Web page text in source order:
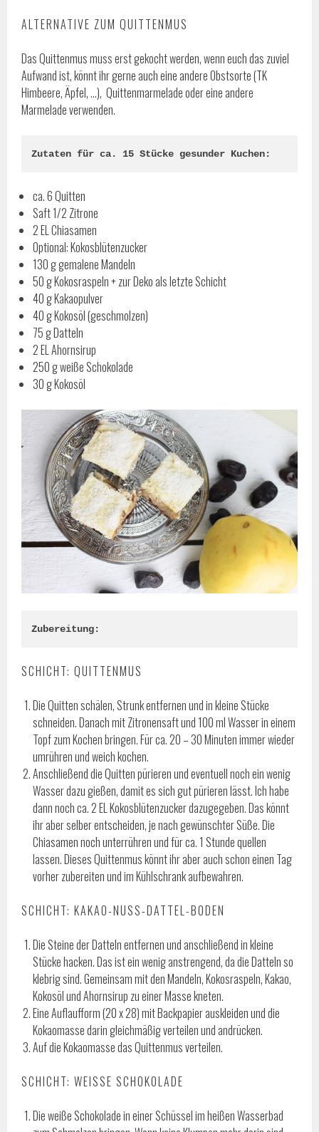
ALTERNATIVE ZUM QUITTENMUS
Das Quittenmus muss erst gekocht werden, wenn euch das zuviel
Aufwand ist, könnt ihr gerne auch eine andere Obstsorte (TK
Himbeere, Äpfel, …), Quittenmarmelade oder eine andere
Marmelade verwenden.
Zutaten für ca. 15 Stücke gesunder Kuchen:
ca. 6 Quitten
Saft 1/2 Zitrone
2 EL Chiasamen
Optional: Kokosblütenzucker
130 g gemalene Mandeln
50 g Kokosraspeln + zur Deko als letzte Schicht
40 g Kakaopulver
40 g Kokosöl (geschmolzen)
75 g Datteln
2 EL Ahornsirup
250 g weiße Schokolade
30 g Kokosöl
Zubereitung:
SCHICHT: QUITTENMUS
Die Quitten schälen, Strunk entfernen und in kleine Stücke
schneiden. Danach mit Zitronensaft und 100 ml Wasser in einem
Topf zum Kochen bringen. Für ca. 20 – 30 Minuten immer wieder
umrühren und weich kochen.
Anschließend die Quitten pürieren und eventuell noch ein wenig
Wasser dazu gießen, damit es sich gut pürieren lässt. Ich habe
dann noch ca. 2 EL Kokosblütenzucker dazugegeben. Das könnt
ihr aber selber entscheiden, je nach gewünschter Süße. Die
Chiasamen noch unterrühren und für ca. 1 Stunde quellen
lassen. Dieses Quittenmus könnt ihr aber auch schon einen Tag
vorher zubereiten und im Kühlschrank aufbewahren.
SCHICHT: KAKAO-NUSS-DATTEL-BODEN
Die Steine der Datteln entfernen und anschließend in kleine
Stücke hacken. Das ist ein wenig anstrengend, da die Datteln so
klebrig sind. Gemeinsam mit den Mandeln, Kokosraspeln, Kakao,
Kokosöl und Ahornsirup zu einer Masse kneten.
Eine Auflaufform (20 x 28) mit Backpapier auskleiden und die
Kokaomasse darin gleichmäßig verteilen und andrücken.
Auf die Kokaomasse das Quittenmus verteilen.
SCHICHT: WEISSE SCHOKOLADE
Die weiße Schokolade in einer Schüssel im heißen Wasserbad